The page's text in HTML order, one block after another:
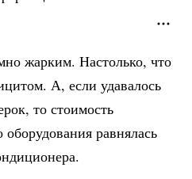
жарким. Настолько, что
А, если удавалось
то стоимость
равнялась